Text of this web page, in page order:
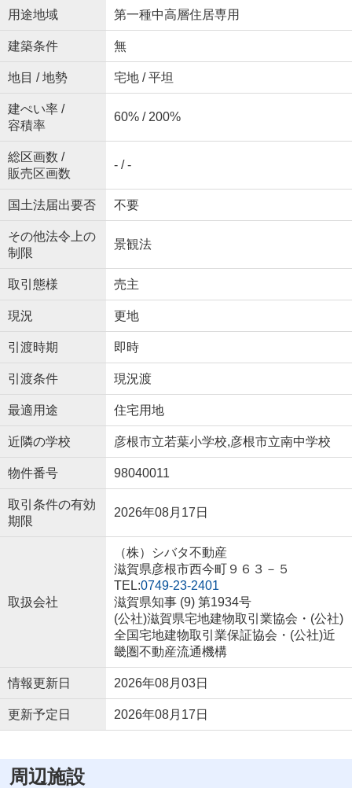
用途地域 第一種中高層住居専用
建築条件 無
地目 / 地勢 宅地 / 平坦
建ぺい率 /
容積率
60% / 200%
総区画数 /
販売区画数
- / -
国土法届出要否 不要
その他法令上の
制限
景観法
取引態様 売主
現況 更地
引渡時期 即時
引渡条件 現況渡
最適用途 住宅用地
近隣の学校 彦根市立若葉小学校,彦根市立南中学校
物件番号 98040011
取引条件の有効
期限
2026年08月17日
取扱会社
（株）シバタ不動産
滋賀県彦根市西今町９６３－５
TEL:0749-23-2401
滋賀県知事 (9) 第1934号
(公社)滋賀県宅地建物取引業協会・(公社)
全国宅地建物取引業保証協会・(公社)近
畿圏不動産流通機構
情報更新日 2026年08月03日
更新予定日 2026年08月17日
周辺施設